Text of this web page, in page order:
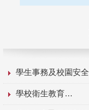
學生事務及校園安全
學校衛生教育